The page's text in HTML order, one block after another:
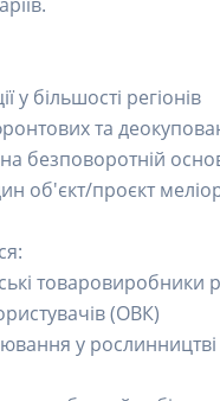
у більшості регіонів
та
безповоротній
об'єкт/проєкт
товаровиробники
(ОВК)
у рослинництві